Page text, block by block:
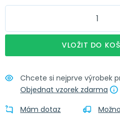
Obšití + poutka 4x8 cm
VLOŽIT DO
Chcete si nejprve výrobek
Objednat vzorek zdarma
Mám dotaz